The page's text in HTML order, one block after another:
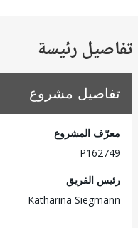
رئيسة
مشروع
المشروع
الفريق
Katharina